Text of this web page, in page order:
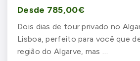
Desde 785,00€
Dois dias de tour privado no
Lisboa, perfeito para você que
região do Algarve, mas …